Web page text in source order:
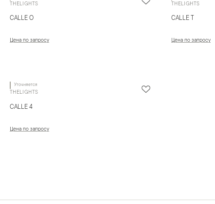
THELIGHTS
CALLE O
Цена по запросу
THELIGHTS
CALLE T
Цена по запросу
Уточняется
THELIGHTS
CALLE 4
Цена по запросу